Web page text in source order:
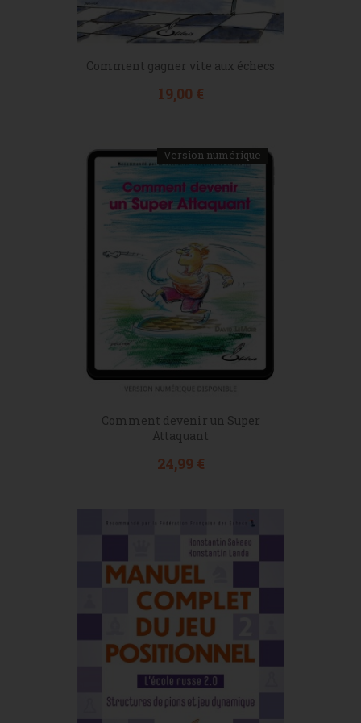
Comment gagner vite aux échecs
Prix
19,00 €
Version numérique
Comment devenir un Super
Attaquant
Prix
24,99 €